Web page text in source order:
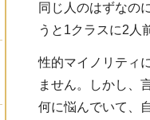
同じ人のはずなの
うと1クラスに2人
性的マイノリティ
ません。しかし、
何に悩んでいて、